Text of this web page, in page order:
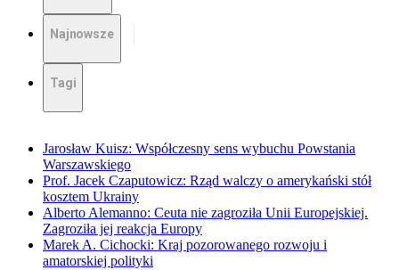
Najnowsze
Tagi
Jarosław Kuisz: Współczesny sens wybuchu Powstania
Warszawskiego
Prof. Jacek Czaputowicz: Rząd walczy o amerykański stół
kosztem Ukrainy
Alberto Alemanno: Ceuta nie zagroziła Unii Europejskiej.
Zagroziła jej reakcja Europy
Marek A. Cichocki: Kraj pozorowanego rozwoju i
amatorskiej polityki